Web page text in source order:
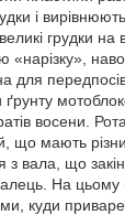
і
грудки на
«нарізку»,
для
ґрунту
восени.
що мають
з вала, що
На цьому
куди